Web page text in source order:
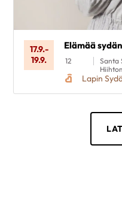
17.9.-
19.9.
Elämää
12
Santa
Lapin